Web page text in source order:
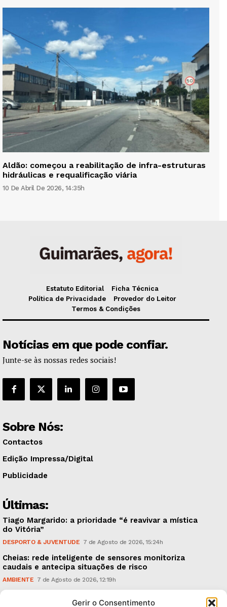
Gerir o Consentimento
Aldão: começou a reabilitação de infra-estruturas
hidráulicas e requalificação viária
10 De Abril De 2026, 14:35h
Estatuto Editorial
Ficha Técnica
Política de Privacidade
Provedor do Leitor
Termos & Condições
Notícias em que pode confiar.
Junte-se às nossas redes sociais!
Sobre Nós:
Contactos
Edição Impressa/Digital
Publicidade
Últimas:
Tiago Margarido: a prioridade “é reavivar a mística
do Vitória”
DESPORTO & JUVENTUDE 7 de Agosto de 2026, 15:24h
Cheias: rede inteligente de sensores monitoriza
caudais e antecipa situações de risco
AMBIENTE 7 de Agosto de 2026, 12:19h